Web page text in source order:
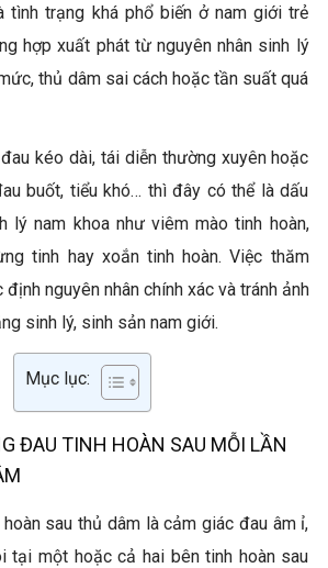
tình trạng khá phổ biến ở nam giới trẻ
hợp xuất phát từ nguyên nhân sinh lý
thủ dâm sai cách hoặc tần suất quá
kéo dài, tái diễn thường xuyên hoặc
buốt, tiểu khó… thì đây có thể là dấu
lý nam khoa như viêm mào tinh hoàn,
tinh hay xoắn tinh hoàn. Việc thăm
nguyên nhân chính xác và tránh ảnh
sinh lý, sinh sản nam giới.
Mục lục:
ĐAU TINH HOÀN SAU MỖI LẦN
sau thủ dâm là cảm giác đau âm ỉ,
tại một hoặc cả hai bên tinh hoàn sau